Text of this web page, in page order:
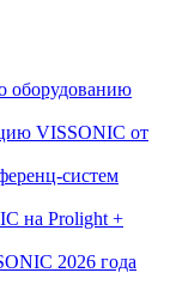
оборудованию
VISSONIC от
систем
на Prolight +
2026 года